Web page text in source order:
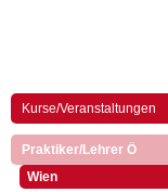
Kurse/Veranstaltungen
Praktiker/Lehrer Ö(aktiv)
Wien(aktiv)